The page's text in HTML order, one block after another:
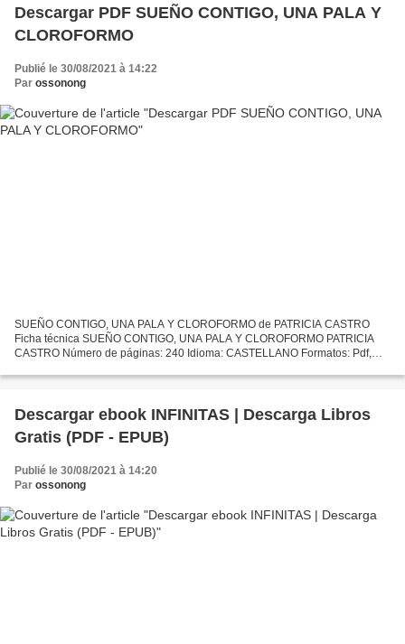
Descargar PDF SUEÑO CONTIGO, UNA PALA Y
CLOROFORMO
Publié le 30/08/2021 à 14:22
Par ossonong
SUEÑO CONTIGO, UNA PALA Y CLOROFORMO de PATRICIA CASTRO
Ficha técnica SUEÑO CONTIGO, UNA PALA Y CLOROFORMO PATRICIA
CASTRO Número de páginas: 240 Idioma: CASTELLANO Formatos: Pdf,
CULTURALS,...
Descargar ebook INFINITAS | Descarga Libros
Gratis (PDF - EPUB)
Publié le 30/08/2021 à 14:20
Par ossonong